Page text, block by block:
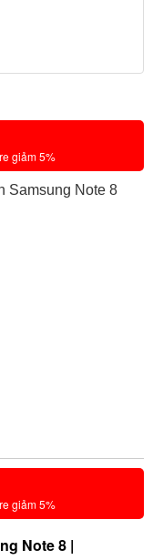
giảm 5%
Samsung Note 8
giảm 5%
Note 8 |